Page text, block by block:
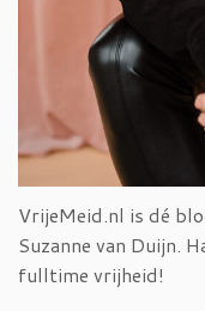
VrijeMeid.nl is dé
Suzanne van Duijn.
fulltime vrijheid!